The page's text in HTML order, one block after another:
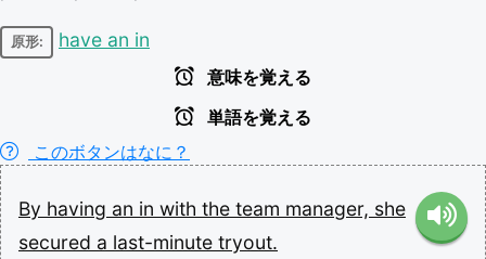
原形: have an in
意味を覚える
単語を覚える
このボタンはなに？
By having an in with the team manager, she
secured a last-minute tryout.